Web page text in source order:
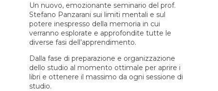
Un nuovo, emozionante seminario del prof.
Stefano Panzarani sui limiti mentali e sul
potere inespresso della memoria in cui
verranno esplorate e approfondite tutte le
diverse fasi dell’apprendimento.
Dalla fase di preparazione e organizzazione
dello studio al momento ottimale per aprire i
libri e ottenere il massimo da ogni sessione di
studio.